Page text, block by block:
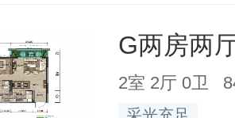
G两房两
2室 2厅 0卫
采光充足